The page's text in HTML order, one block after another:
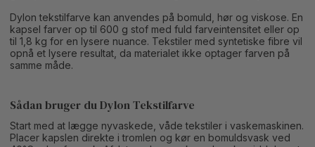
Dylon tekstilfarve kan anvendes på bomuld, hør og viskose. En
kapsel farver op til 600 g stof med fuld farveintensitet eller op
til 1,8 kg for en lysere nuance. Tekstiler med syntetiske fibre vil
opnå et lysere resultat, da materialet ikke optager farven på
samme måde.
Sådan bruger du Dylon Tekstilfarve
Start med at lægge nyvaskede, våde tekstiler i vaskemaskinen.
Placer kapslen direkte i tromlen og kør en bomuldsvask ved